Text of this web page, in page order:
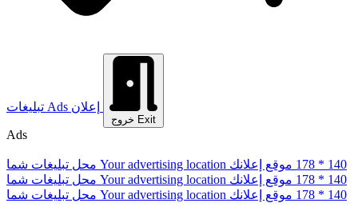
تبلیغات Ads
خروج Exit
Ads
محل تبلیغات شما Your advertising location موقع إعلانك 178 * 140
محل تبلیغات شما Your advertising location موقع إعلانك 178 * 140
محل تبلیغات شما Your advertising location موقع إعلانك 178 * 140